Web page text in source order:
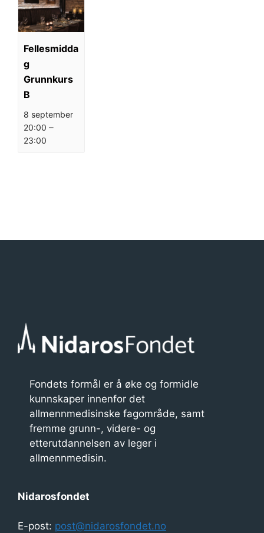
Fellesmidda
g
Grunnkurs
B
8 september
20:00 –
23:00
a
m
e
a
s
Fondets formål er å øke og formidle
kunnskaper innenfor det
allmennmedisinske fagområde, samt
fremme grunn-, videre- og
etterutdannelsen av leger i
allmennmedisin.
Nidarosfondet
E-post: post@nidarosfondet.no